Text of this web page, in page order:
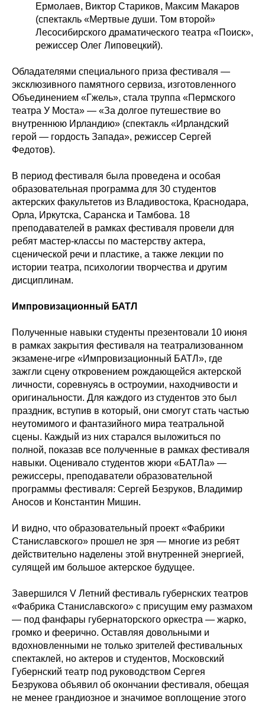
Ермолаев, Виктор Стариков, Максим Макаров
(спектакль «Мертвые души. Том второй»
Лесосибирского драматического театра «Поиск»,
режиссер Олег Липовецкий).
Обладателями специального приза фестиваля —
эксклюзивного памятного сервиза, изготовленного
Объединением «Гжель», стала труппа «Пермского
театра У Моста» — «За долгое путешествие во
внутреннюю Ирландию» (спектакль «Ирландский
герой — гордость Запада», режиссер Сергей
Федотов).
В период фестиваля была проведена и особая
образовательная программа для 30 студентов
актерских факультетов из Владивостока, Краснодара,
Орла, Иркутска, Саранска и Тамбова. 18
преподавателей в рамках фестиваля провели для
ребят мастер-классы по мастерству актера,
сценической речи и пластике, а также лекции по
истории театра, психологии творчества и другим
дисциплинам.
Импровизационный БАТЛ
Полученные навыки студенты презентовали 10 июня
в рамках закрытия фестиваля на театрализованном
экзамене-игре «Импровизационный БАТЛ», где
зажгли сцену откровением рождающейся актерской
личности, соревнуясь в остроумии, находчивости и
оригинальности. Для каждого из студентов это был
праздник, вступив в который, они смогут стать частью
неутомимого и фантазийного мира театральной
сцены. Каждый из них старался выложиться по
полной, показав все полученные в рамках фестиваля
навыки. Оценивало студентов жюри «БАТЛа» —
режиссеры, преподаватели образовательной
программы фестиваля: Сергей Безруков, Владимир
Аносов и Константин Мишин.
И видно, что образовательный проект «Фабрики
Станиславского» прошел не зря — многие из ребят
действительно наделены этой внутренней энергией,
сулящей им большое актерское будущее.
Завершился V Летний фестиваль губернских театров
«Фабрика Станиславского» с присущим ему размахом
— под фанфары губернаторского оркестра — жарко,
громко и феерично. Оставляя довольными и
вдохновленными не только зрителей фестивальных
спектаклей, но актеров и студентов, Московский
Губернский театр под руководством Сергея
Безрукова объявил об окончании фестиваля, обещая
не менее грандиозное и значимое воплощение этого